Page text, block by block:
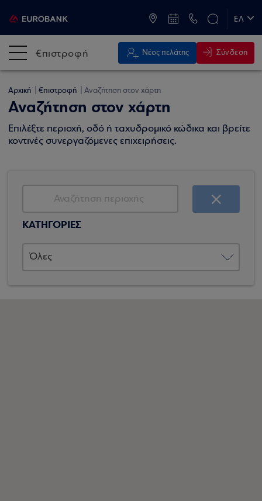
ΕΛ
€πιστροφή Νέος πελάτης Σύνδεση
Αρχική €πιστροφή Αναζήτηση στον χάρτη
Αναζήτηση στον χάρτη
Επιλέξτε περιοχή, οδό ή ταχυδρομικό κώδικα και βρείτε
κοντινές συνεργαζόμενες επιχειρήσεις.
ΚΑΤΗΓΟΡΙΕΣ